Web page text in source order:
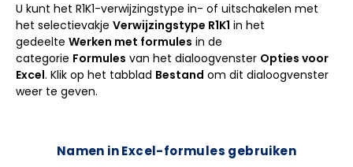
U kunt het R1K1-verwijzingstype in- of uitschakelen met
het selectievakje Verwijzingstype R1K1 in het
gedeelte Werken met formules in de
categorie Formules van het dialoogvenster Opties voor
Excel. Klik op het tabblad Bestand om dit dialoogvenster
weer te geven.
Namen in Excel-formules gebruiken